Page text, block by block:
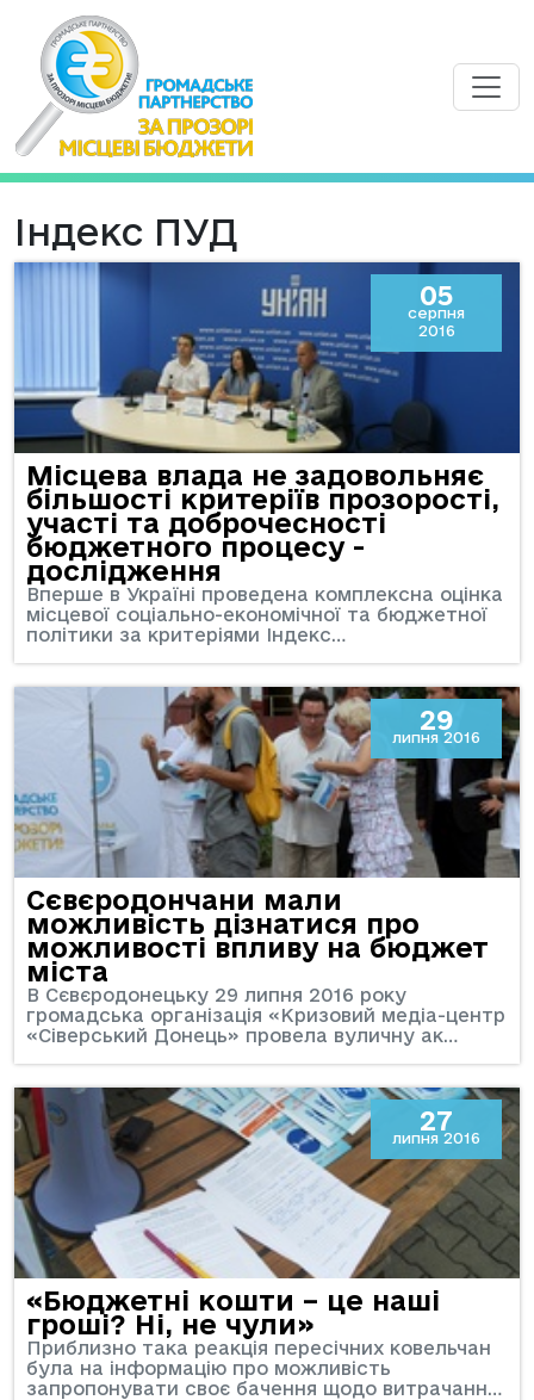
Індекс ПУД
05
серпня
2016
Місцева влада не задовольняє
більшості критеріїв прозорості,
участі та доброчесності
бюджетного процесу -
дослідження
Вперше в Україні проведена комплексна оцінка
місцевої соціально-економічної та бюджетної
політики за критеріями Індекс…
29
липня 2016
Сєвєродончани мали
можливість дізнатися про
можливості впливу на бюджет
міста
В Сєвєродонецьку 29 липня 2016 року
громадська організація «Кризовий медіа-центр
«Сіверський Донець» провела вуличну ак…
27
липня 2016
«Бюджетні кошти – це наші
гроші? Ні, не чули»
Приблизно така реакція пересічних ковельчан
була на інформацію про можливість
запропонувати своє бачення щодо витрачанн…